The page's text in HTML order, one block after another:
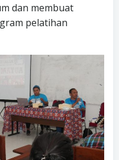
dan membuat
pelatihan